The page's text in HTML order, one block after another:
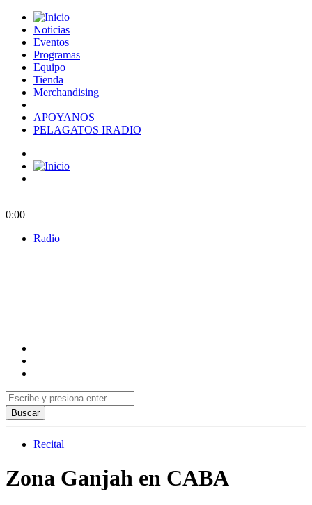
Noticias
Eventos
Programas
Equipo
Tienda
Merchandising
APOYANOS
PELAGATOS IRADIO
0:00
Radio
Recital
Zona Ganjah en CABA